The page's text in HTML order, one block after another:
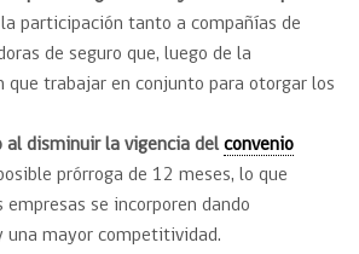
participación tanto a compañías de
de seguro que, luego de la
que trabajar en conjunto para otorgar los
al disminuir la vigencia del convenio
prórroga de 12 meses, lo que
se incorporen dando
una mayor competitividad.